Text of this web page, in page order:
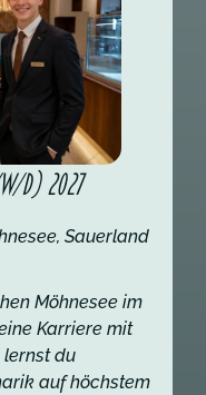
d) 2027
Sauerland
Möhnesee im
Karriere mit
lernst du
auf höchstem